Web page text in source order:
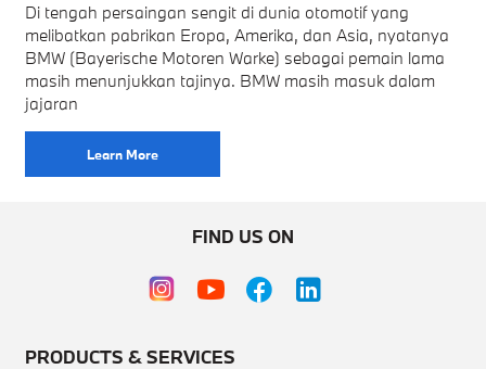
Di tengah persaingan sengit di dunia otomotif yang
melibatkan pabrikan Eropa, Amerika, dan Asia, nyatanya
BMW (Bayerische Motoren Warke) sebagai pemain lama
masih menunjukkan tajinya. BMW masih masuk dalam
jajaran
Learn More
FIND US ON
PRODUCTS & SERVICES